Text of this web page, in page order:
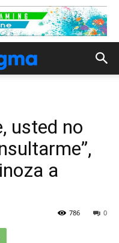
usted no
a
0
786